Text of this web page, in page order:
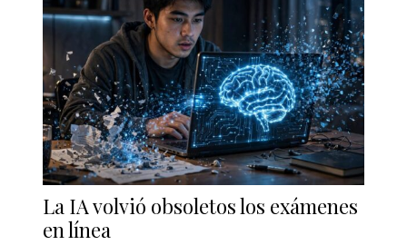
La IA volvió obsoletos los exámenes
en línea